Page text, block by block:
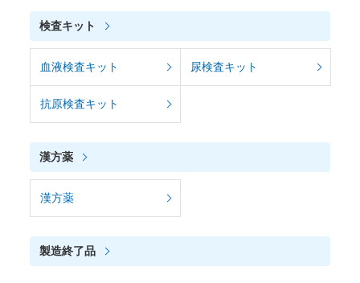
検査キット
血液検査キット 尿検査キット
抗原検査キット
漢方薬
漢方薬
製造終了品